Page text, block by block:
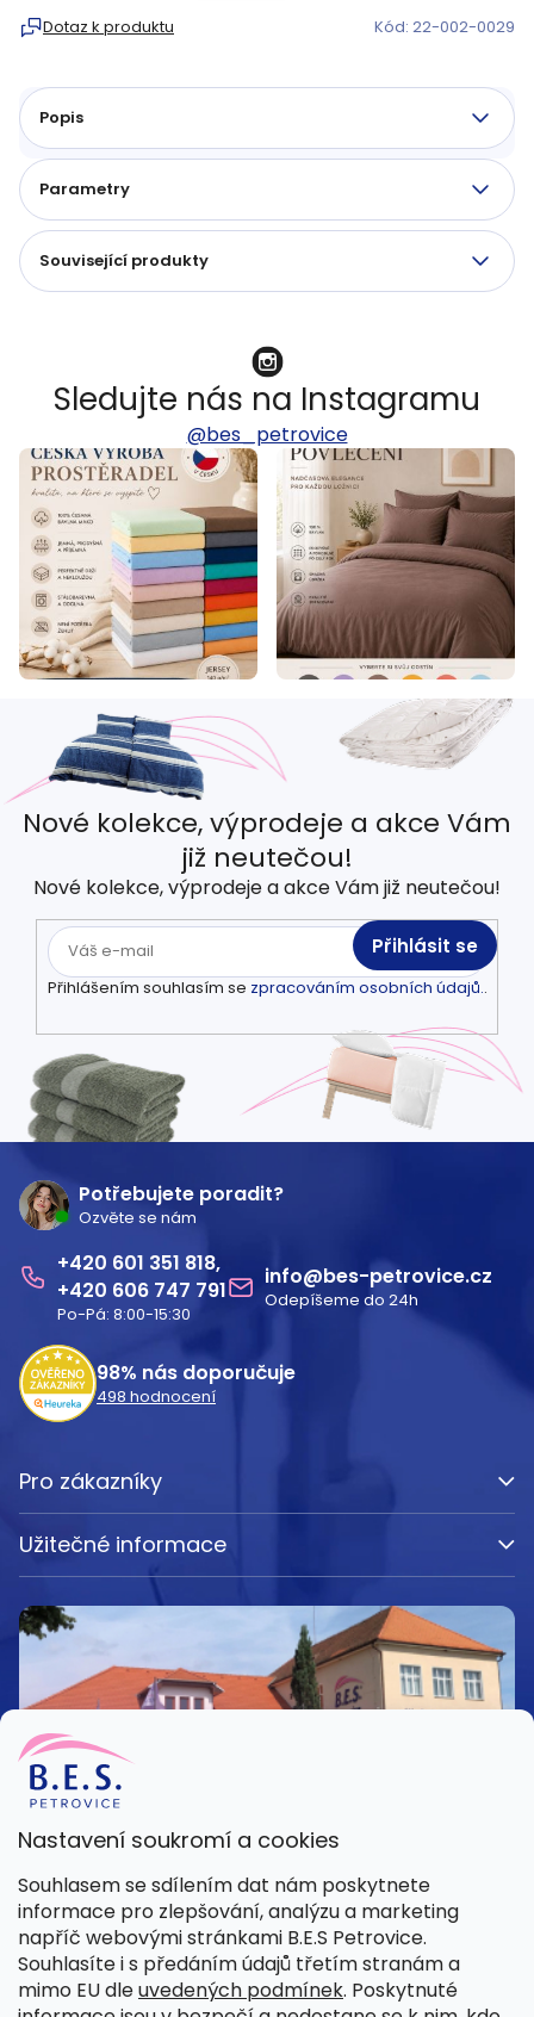
Nastavení soukromí a cookies
Souhlasem se sdílením dat nám poskytnete
informace pro zlepšování, analýzu a marketing
napříč webovými stránkami B.E.S Petrovice.
Souhlasíte i s předáním údajů třetím stranám a
mimo EU dleuvedených podmínek. Poskytnuté
Dotaz k produktu Kód: 22-002-0029
Popis
Parametry
Související produkty
Sledujte nás na Instagramu
@bes_petrovice
Nové kolekce, výprodeje a akce Vám
již neutečou!
Nové kolekce, výprodeje a akce Vám již neutečou!
Přihlášením souhlasím se zpracováním osobních údajů..
Přihlásit se
Potřebujete poradit?
Ozvěte se nám
601 351 818
606 747 791
Po-Pá: 8:00-15:30
info@bes-petrovice.cz
Odepíšeme do 24h
98% nás doporučuje
498 hodnocení
Pro zákazníky
Užitečné informace
Kamenná prodejna
Pondělí – Pátek 8:00 – 15:30
Petrovice 42, 262 55 Petrovice
Více informací